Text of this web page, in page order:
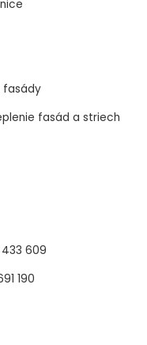
fasády
fasád a striech
433 609
190